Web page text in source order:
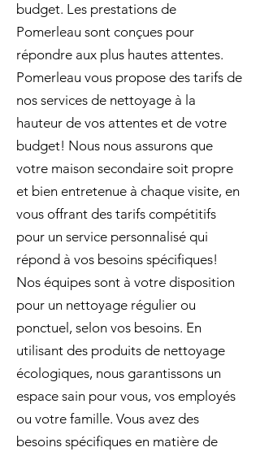
budget. Les prestations de
Pomerleau sont conçues pour
répondre aux plus hautes attentes.
Pomerleau vous propose des tarifs de
nos services de nettoyage à la
hauteur de vos attentes et de votre
budget! Nous nous assurons que
votre maison secondaire soit propre
et bien entretenue à chaque visite, en
vous offrant des tarifs compétitifs
pour un service personnalisé qui
répond à vos besoins spécifiques!
Nos équipes sont à votre disposition
pour un nettoyage régulier ou
ponctuel, selon vos besoins. En
utilisant des produits de nettoyage
écologiques, nous garantissons un
espace sain pour vous, vos employés
ou votre famille. Vous avez des
besoins spécifiques en matière de